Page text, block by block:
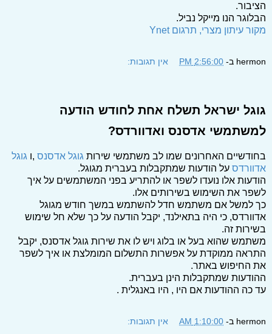
הציבור.
הבלוגר הנו מייקל נביל.
מקור עיתון מצרי, תרגום Ynet
hermon ב- 2:56:00 PM אין תגובות:
גוגל ישראל תשלח אחת לחודש הודעה
למשתמשי אדסנס ואדוורדס?
בחודשיים האחרונים שמו לב משתמשי שירות גוגל אדסנס ,ו גוגל
אדוורדס על הודעות שמתקבלות בעברית מגוגל.
הודעות אלו נועדו לשפר או להתריע בפני המשתמשים על איך
לשפר את השימוש בשירותים אלו.
כך למשל אם משתמש חדל להשתמש במשך חודש מגוגל
אדוורדס, כי היה בתאילנד, יקבל הודעה על כך שלא חל שימוש
בשירות זה.
משתמש שהוא בעל או בלוג ויש לו את שירות גוגל אדסנס, יקבל
התראה ממוקדת על אפשרות התשלום המומלצת או איך לשפר
את החיפוש באתר.
ההודעות שמתקבלות הינן בעברית.
עד כה ההודעות אם היו , היו באנגלית .
hermon ב- 1:10:00 AM אין תגובות: